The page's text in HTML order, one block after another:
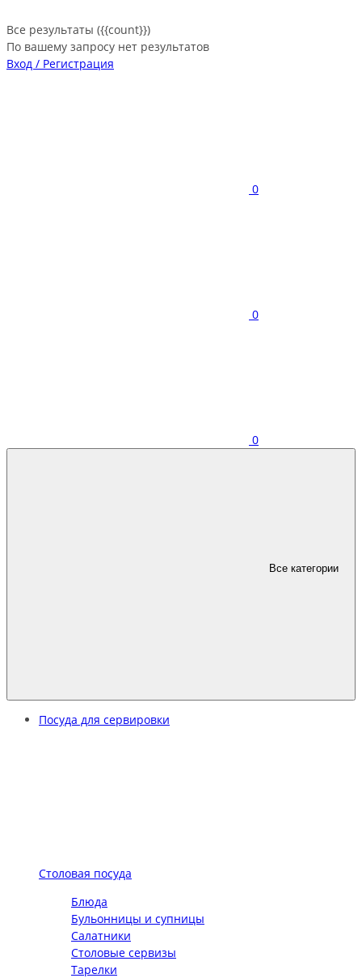
Все результаты ({{count}})
По вашему запросу нет результатов
Вход / Регистрация
0
0
0
Все категории
Посуда для сервировки
Столовая посуда
Блюда
Бульонницы и супницы
Салатники
Столовые сервизы
Тарелки